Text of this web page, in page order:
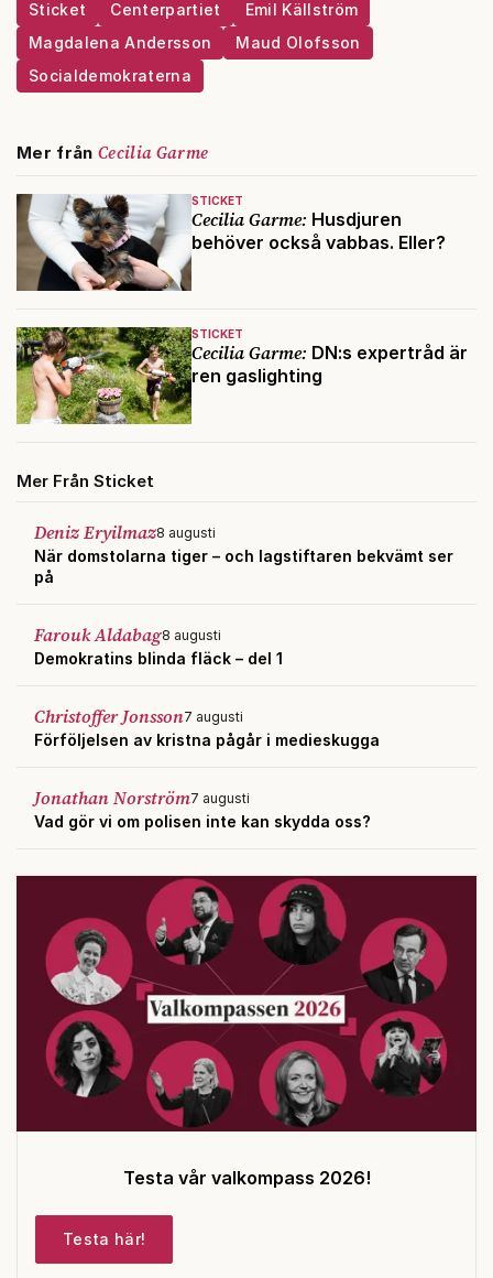
Sticket Centerpartiet
Emil Källström
Magdalena Andersson
Maud Olofsson
Socialdemokraterna
Mer från Cecilia Garme
STICKET
Cecilia Garme: Husdjuren
behöver också vabbas. Eller?
STICKET
Cecilia Garme: DN:s expertråd är
ren gaslighting
Mer Från Sticket
Deniz Eryilmaz8 augusti
När domstolarna tiger – och lagstiftaren bekvämt ser
på
Farouk Aldabag8 augusti
Demokratins blinda fläck – del 1
Christoffer Jonsson7 augusti
Förföljelsen av kristna pågår i medieskugga
Jonathan Norström7 augusti
Vad gör vi om polisen inte kan skydda oss?
Testa vår valkompass 2026!
Testa här!